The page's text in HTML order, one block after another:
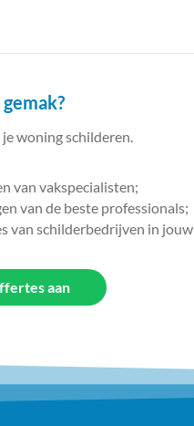
woning schilderen.
van vakspecialisten;
van de beste professionals;
van schilderbedrijven in
aan